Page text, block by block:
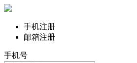
手机注册
邮箱注册
手机号